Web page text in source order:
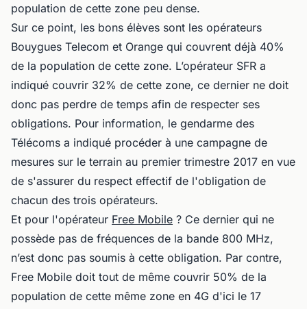
population de cette zone peu dense.
Sur ce point, les bons élèves sont les opérateurs
Bouygues Telecom et Orange qui couvrent déjà 40%
de la population de cette zone. L’opérateur SFR a
indiqué couvrir 32% de cette zone, ce dernier ne doit
donc pas perdre de temps afin de respecter ses
obligations. Pour information, le gendarme des
Télécoms a indiqué procéder à une campagne de
mesures sur le terrain au premier trimestre 2017 en vue
de s'assurer du respect effectif de l'obligation de
chacun des trois opérateurs.
Et pour l'opérateur Free Mobile ? Ce dernier qui ne
possède pas de fréquences de la bande 800 MHz,
n’est donc pas soumis à cette obligation. Par contre,
Free Mobile doit tout de même couvrir 50% de la
population de cette même zone en 4G d'ici le 17